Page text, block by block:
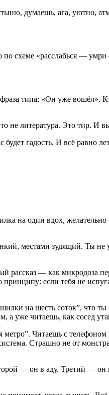
думаешь, ага, уютно,
схеме «расслабься —
типа: «Он уже вошёл».
не литература. Это тир.
гадость. И всё равно
на один вдох,
местами зудящий. Ты не
— как микродоза
принципу: если тебя не
на шесть соток”, что
а уже читаешь, как сосед
Читаешь с
Страшно не от
— он в аду. Третий —